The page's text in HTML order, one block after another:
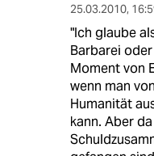
25.03.2010,
"Ich glaube
Barbarei
Moment von
wenn man
Humanität
kann. Aber